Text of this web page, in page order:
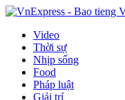
Video
Thời sự
Nhịp sống
Food
Pháp luật
Giải trí